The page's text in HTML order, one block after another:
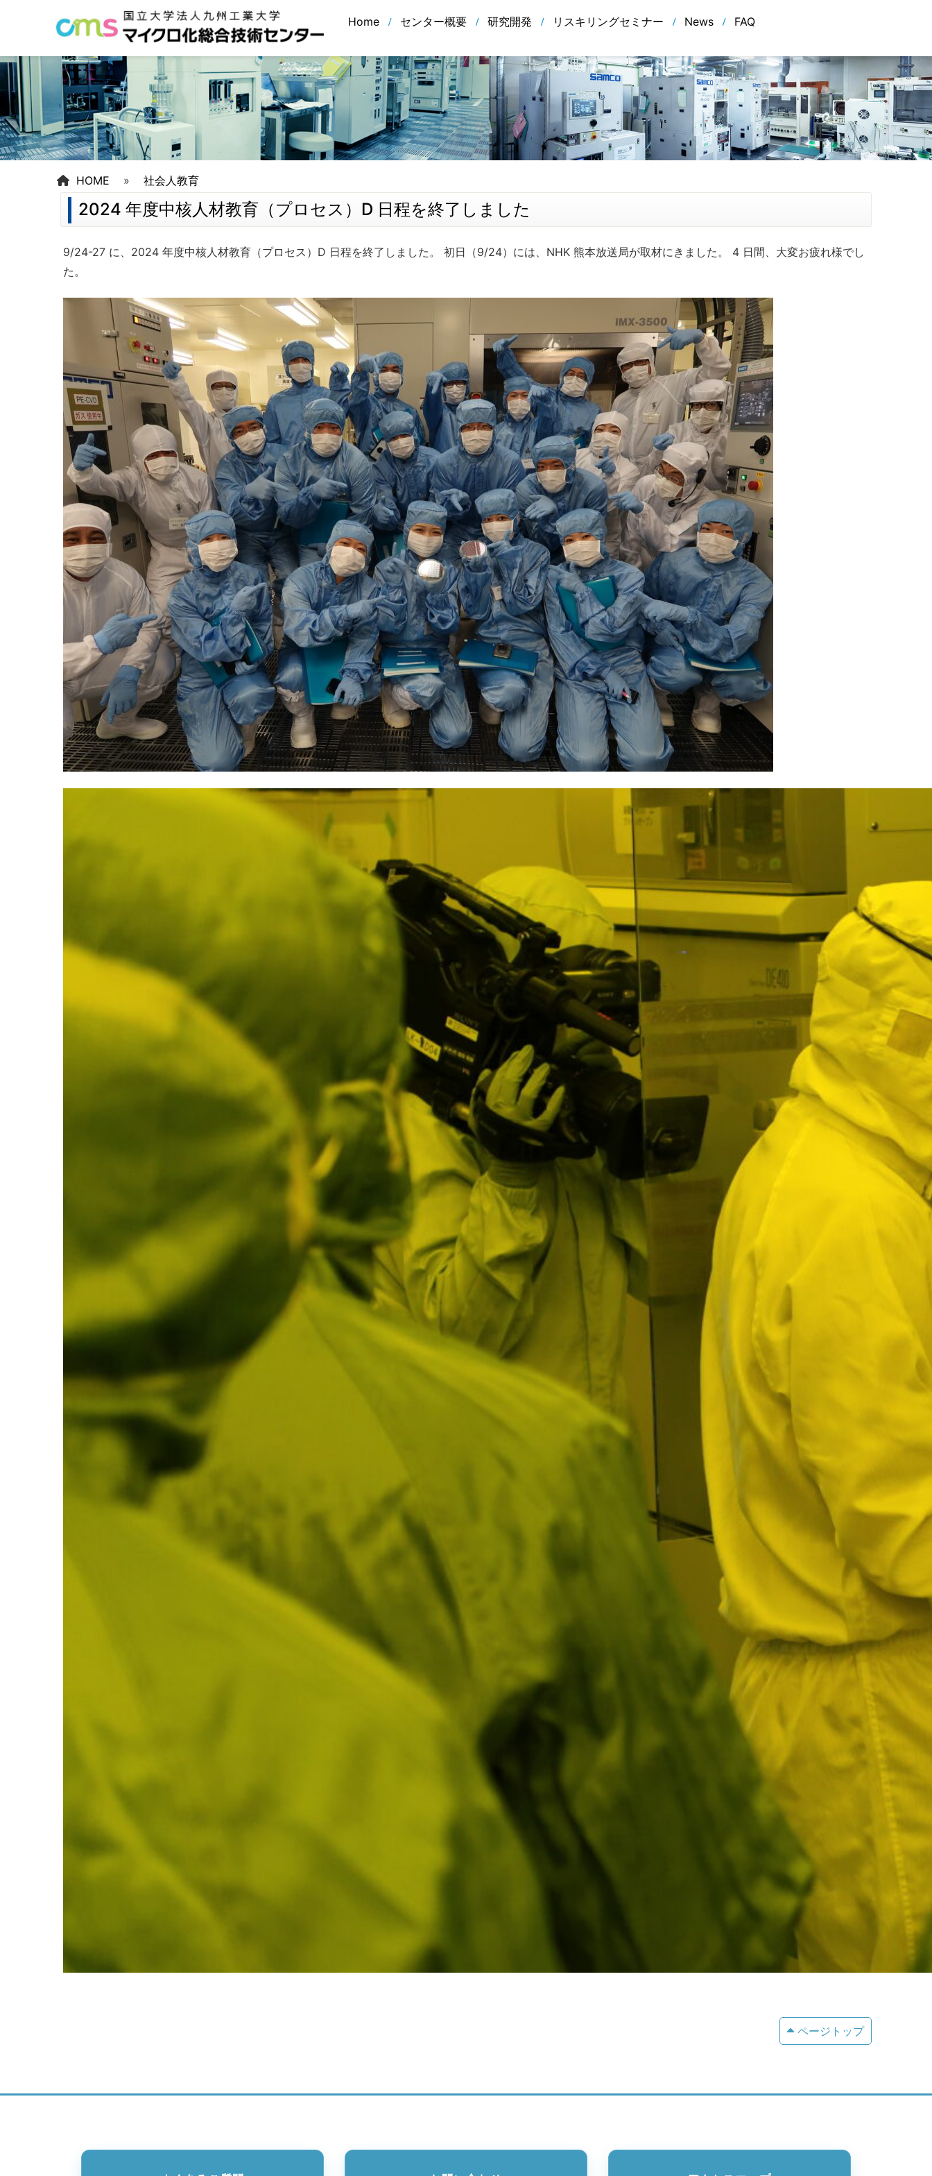
Home センター概要 研究開発 リスキリングセミナー News FAQ
HOME » 社会人教育
2024 年度中核人材教育（プロセス）D 日程を終了しました
9/24-27 に、2024 年度中核人材教育（プロセス）D 日程を終了しました。 初日（9/24）には、NHK 熊本放送局が取材にきました。 4 日間、大変お疲れ様でし
た。
ページトップ